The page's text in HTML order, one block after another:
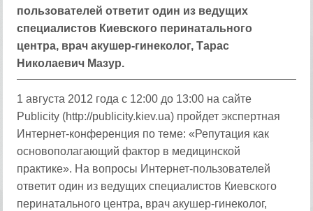
пользователей ответит один из ведущих
специалистов Киевского перинатального
центра, врач акушер-гинеколог, Тарас
Николаевич Мазур.
1 августа 2012 года с 12:00 до 13:00 на сайте
Publicity (http://publicity.kiev.ua) пройдет экспертная
Интернет-конференция по теме: «Репутация как
основополагающий фактор в медицинской
практике». На вопросы Интернет-пользователей
ответит один из ведущих специалистов Киевского
перинатального центра, врач акушер-гинеколог,